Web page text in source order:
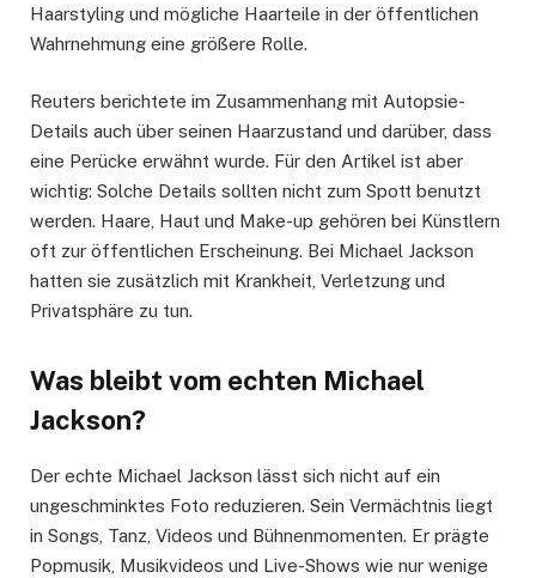
Haarstyling und mögliche Haarteile in der öffentlichen
Wahrnehmung eine größere Rolle.
Reuters berichtete im Zusammenhang mit Autopsie-
Details auch über seinen Haarzustand und darüber, dass
eine Perücke erwähnt wurde. Für den Artikel ist aber
wichtig: Solche Details sollten nicht zum Spott benutzt
werden. Haare, Haut und Make-up gehören bei Künstlern
oft zur öffentlichen Erscheinung. Bei Michael Jackson
hatten sie zusätzlich mit Krankheit, Verletzung und
Privatsphäre zu tun.
Was bleibt vom echten Michael
Jackson?
Der echte Michael Jackson lässt sich nicht auf ein
ungeschminktes Foto reduzieren. Sein Vermächtnis liegt
in Songs, Tanz, Videos und Bühnenmomenten. Er prägte
Popmusik, Musikvideos und Live-Shows wie nur wenige